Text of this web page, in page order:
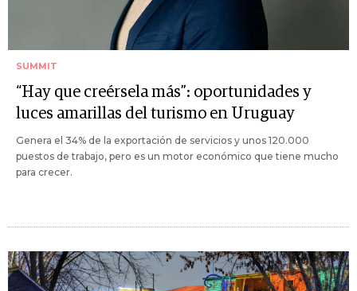
SUMMIT
“Hay que creérsela más”: oportunidades y
luces amarillas del turismo en Uruguay
Genera el 34% de la exportación de servicios y unos 120.000
puestos de trabajo, pero es un motor económico que tiene mucho
para crecer.